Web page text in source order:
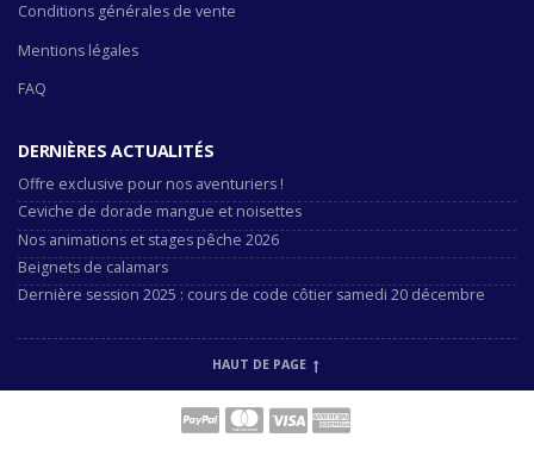
Conditions générales de vente
Mentions légales
FAQ
DERNIÈRES ACTUALITÉS
Offre exclusive pour nos aventuriers !
Ceviche de dorade mangue et noisettes
Nos animations et stages pêche 2026
Beignets de calamars
Dernière session 2025 : cours de code côtier samedi 20 décembre
HAUT DE PAGE